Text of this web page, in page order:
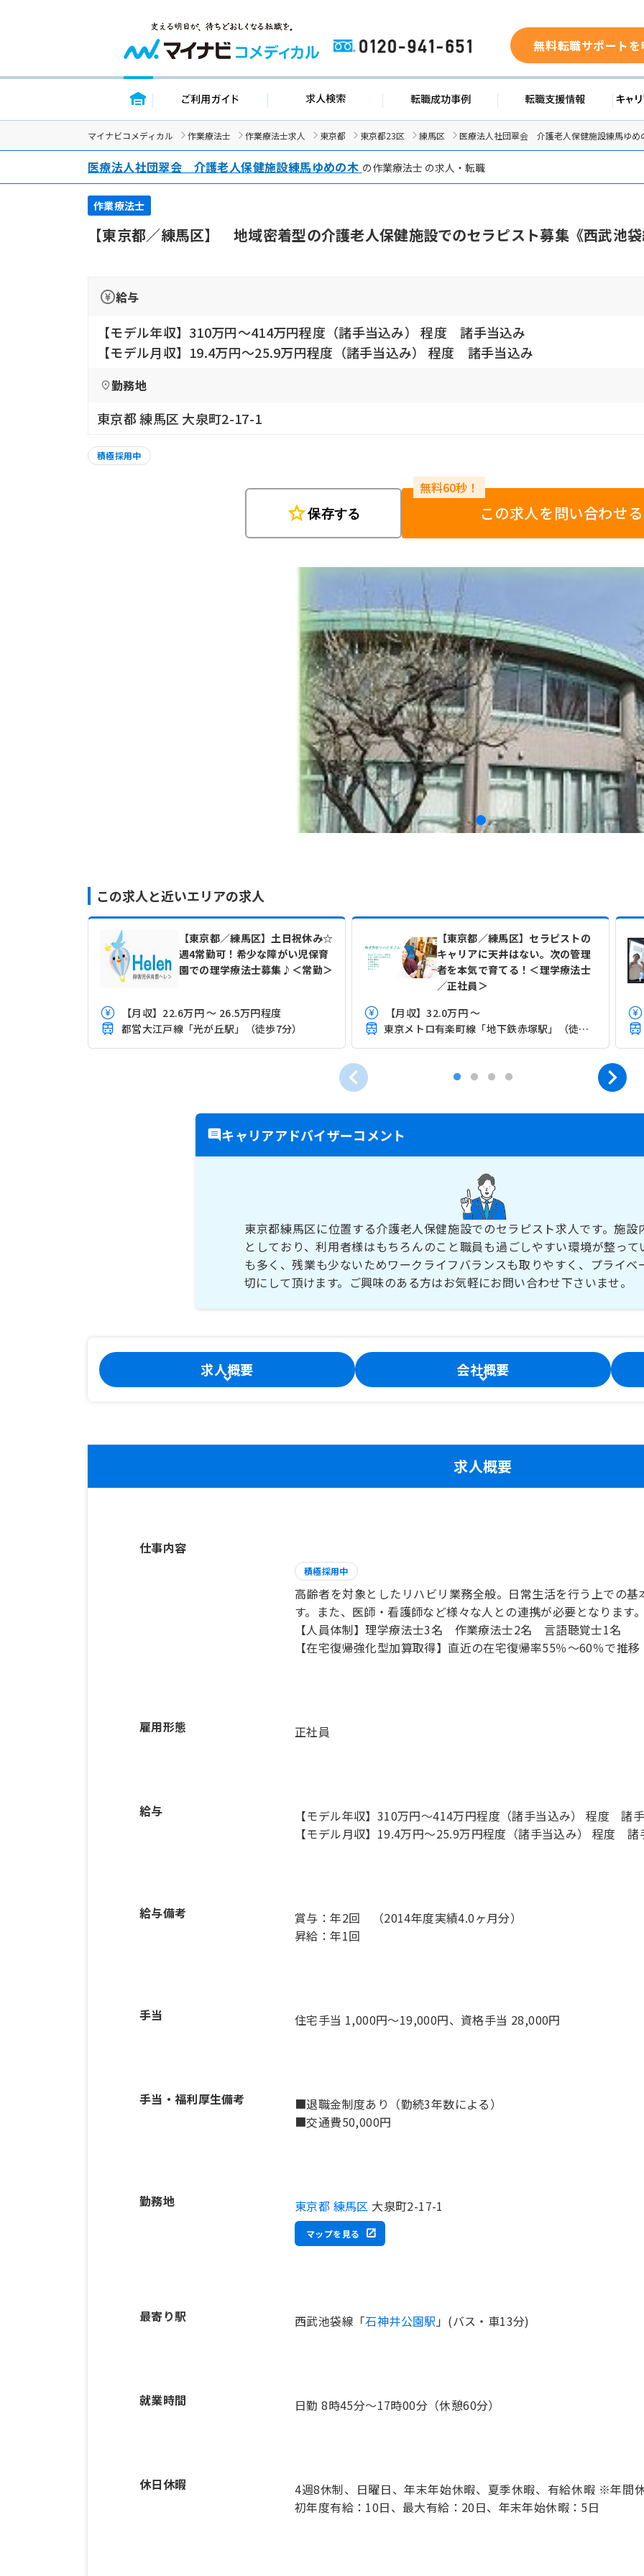
0120-941-651 無料転職サポート
トップページ ご利用ガイド 求人検索 転職成功事例 転職支援
マイナビコメディカル 作業療法士 作業療法士求人 東京都 東京都23区 練馬区 医療法人社団翠会 介護老人保健施設練馬ゆめ
医療法人社団翠会 介護老人保健施設練馬ゆめの木 の作業療法士 の求人・転職
作業療法士
【東京都／練馬区】 地域密着型の介護老人保健施設でのセラピスト募集《西武池袋
給与
【モデル年収】310万円〜414万円程度（諸手当込み） 程度 諸手当込み
【モデル月収】19.4万円〜25.9万円程度（諸手当込み） 程度 諸手当込み
勤務地
東京都 練馬区 大泉町2-17-1
積極採用中
star保存する この求人を問い合わせる
この求人と近いエリアの求人
【東京都／練馬区】土日祝休み☆
週4常勤可！希少な障がい児保育
園での理学療法士募集♪＜常勤＞
【月収】22.6万円 ～ 26.5万円程度
都営大江戸線「光が丘駅」（徒歩7分）
【東京都／練馬区】セラピストの
キャリアに天井はない。次の管理
者を本気で育てる！＜理学療法士
／正社員＞
【月収】32.0万円 ～
東京メトロ有楽町線「地下鉄赤塚駅」（徒歩9分）
キャリアアドバイザーコメント
東京都練馬区に位置する介護老人保健施設でのセラピスト求人です。施設
としており、利用者様はもちろんのこと職員も過ごしやすい環境が整って
も多く、残業も少ないためワークライフバランスも取りやすく、プライベ
切にして頂けます。ご興味のある方はお気軽にお問い合わせ下さいませ。
求人概要 会社概要
求人概要
仕事内容
積極採用中
高齢者を対象としたリハビリ業務全般。日常生活を行う上での
す。また、医師・看護師など様々な人との連携が必要となります。
【人員体制】理学療法士3名 作業療法士2名 言語聴覚士1名
【在宅復帰強化型加算取得】直近の在宅復帰率55％～60％で推移
雇用形態 正社員
給与
【モデル年収】310万円〜414万円程度（諸手当込み） 程度 諸
【モデル月収】19.4万円〜25.9万円程度（諸手当込み） 程度 諸
給与備考
賞与：年2回 （2014年度実績4.0ヶ月分）
昇給：年1回
手当 住宅手当 1,000円～19,000円、資格手当 28,000円
手当・福利厚生備考
■退職金制度あり（勤続3年数による）
■交通費50,000円
勤務地 東京都 練馬区 大泉町2-17-1
マップを見る
最寄り駅 西武池袋線「石神井公園駅 」(バス・車13分)
就業時間 日勤 8時45分〜17時00分（休憩60分）
休日休暇
4週8休制、日曜日、年末年始休暇、夏季休暇、有給休暇 ※年間
初年度有給：10日、最大有給：20日、年末年始休暇：5日